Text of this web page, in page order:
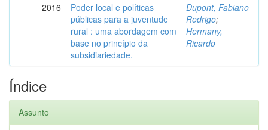
2016
Poder local e políticas
públicas para a juventude
rural : uma abordagem com
base no princípio da
subsidiariedade.
Dupont, Fabiano
Rodrigo;
Hermany,
Ricardo
Índice
Assunto